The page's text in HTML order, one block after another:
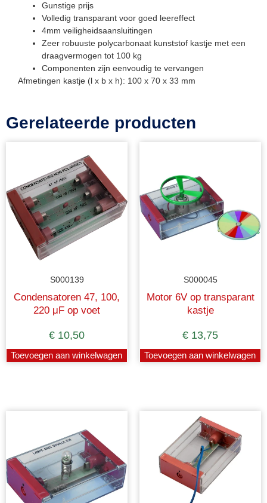
Gunstige prijs
Volledig transparant voor goed leereffect
4mm veiligheidsaansluitingen
Zeer robuuste polycarbonaat kunststof kastje met een
draagvermogen tot 100 kg
Componenten zijn eenvoudig te vervangen
Afmetingen kastje (l x b x h): 100 x 70 x 33 mm
Gerelateerde producten
S000139
Condensatoren 47, 100,
220 μF op voet
€ 10,50
Toevoegen aan winkelwagen
S000045
Motor 6V op transparant
kastje
€ 13,75
Toevoegen aan winkelwagen